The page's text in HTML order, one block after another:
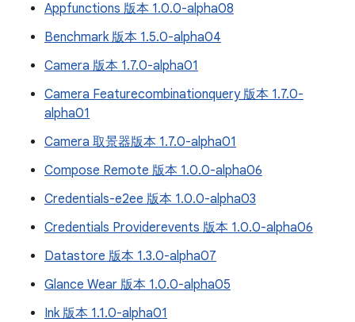
Appfunctions 版本 1.0.0-alpha08
Benchmark 版本 1.5.0-alpha04
Camera 版本 1.7.0-alpha01
Camera Featurecombinationquery 版本 1.7.0-
alpha01
Camera 取景器版本 1.7.0-alpha01
Compose Remote 版本 1.0.0-alpha06
Credentials-e2ee 版本 1.0.0-alpha03
Credentials Providerevents 版本 1.0.0-alpha06
Datastore 版本 1.3.0-alpha07
Glance Wear 版本 1.0.0-alpha05
Ink 版本 1.1.0-alpha01